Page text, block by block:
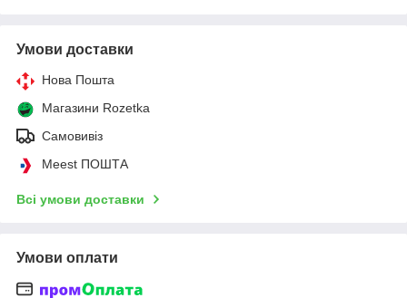
Умови доставки
Нова Пошта
Магазини Rozetka
Самовивіз
Meest ПОШТА
Всі умови доставки
Умови оплати